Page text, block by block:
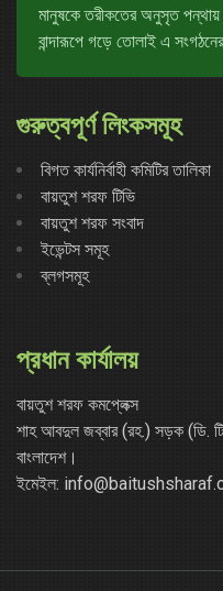
মানুষকে তরীকতের অনুসৃত পন্থায়
বান্দারূপে গড়ে তোলাই এ
গুরুত্বপূর্ণ লিংকসমূহ
বিগত কার্যনির্বাহী কমিটির তালিকা
বায়তুশ শরফ টিভি
বায়তুশ শরফ সংবাদ
ইভেন্টস সমূহ
ব্লগসমূহ
প্রধান কার্যালয়
বায়তুশ শরফ কমপ্লেক্স
শাহ আবদুল জব্বার (রহ.) সড়ক (ডি. টি.
বাংলাদেশ।
ইমেইল: